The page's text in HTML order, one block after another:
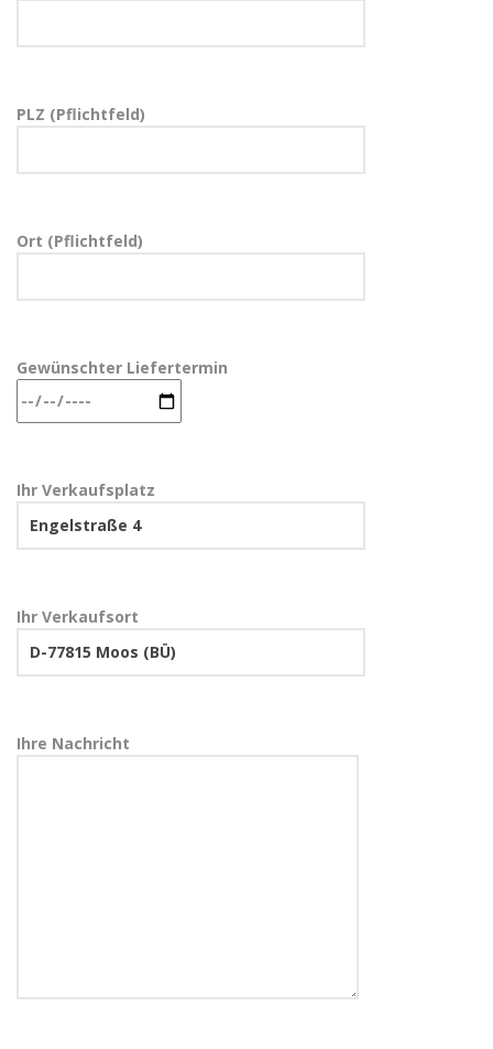
PLZ (Pflichtfeld)
Ort (Pflichtfeld)
Gewünschter Liefertermin
Ihr Verkaufsplatz
Ihr Verkaufsort
Ihre Nachricht